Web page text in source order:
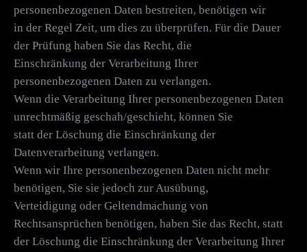
personenbezogenen Daten bestreiten, benötigen wir
in der Regel Zeit, um dies zu überprüfen. Für die Dauer
der Prüfung haben Sie das Recht, die
Einschränkung der Verarbeitung Ihrer
personenbezogenen Daten zu verlangen.
Wenn die Verarbeitung Ihrer personenbezogenen Daten
unrechtmäßig geschah/geschieht, können Sie
statt der Löschung die Einschränkung der
Datenverarbeitung verlangen.
Wenn wir Ihre personenbezogenen Daten nicht mehr
benötigen, Sie sie jedoch zur Ausübung,
Verteidigung oder Geltendmachung von
Rechtsansprüchen benötigen, haben Sie das Recht, statt
der Löschung die Einschränkung der Verarbeitung Ihrer